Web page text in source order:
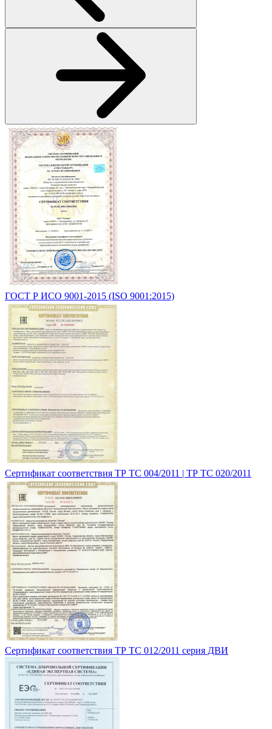
ГОСТ Р ИСО 9001-2015 (ISO 9001:2015)
Сертификат соответствия ТР ТС 004/2011 | ТР ТС 020/2011
Сертификат соответствия ТР ТС 012/2011 серия ДВИ